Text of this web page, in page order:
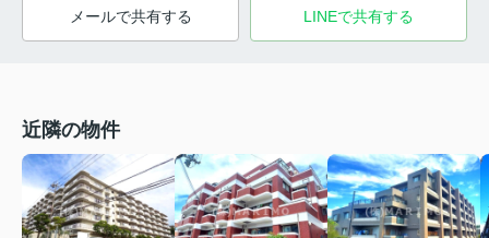
メールで共有する LINEで共有する
近隣の物件